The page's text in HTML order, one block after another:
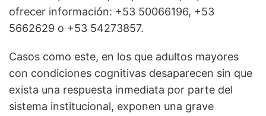
ofrecer información: +53 50066196, +53
5662629 o +53 54273857.
Casos como este, en los que adultos mayores
con condiciones cognitivas desaparecen sin que
exista una respuesta inmediata por parte del
sistema institucional, exponen una grave